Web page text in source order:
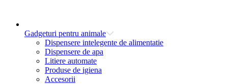
Gadgeturi pentru animale
Dispensere intelegente de alimentatie
Dispensere de apa
Litiere automate
Produse de igiena
Accesorii